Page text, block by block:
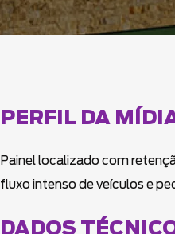
PERFIL DA
Painel localizado com
fluxo intenso de veículos e
DADOS